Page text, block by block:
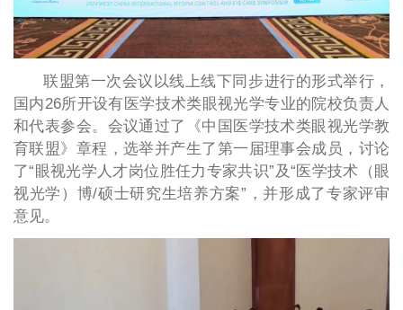
联盟第一次会议以线上线下同步进行的形式举行，
国内26所开设有医学技术类眼视光学专业的院校负责人
和代表参会。会议通过了《中国医学技术类眼视光学教
育联盟》章程，选举并产生了第一届理事会成员，讨论
了“眼视光学人才岗位胜任力专家共识”及“医学技术（眼
视光学）博/硕士研究生培养方案”，并形成了专家评审
意见。